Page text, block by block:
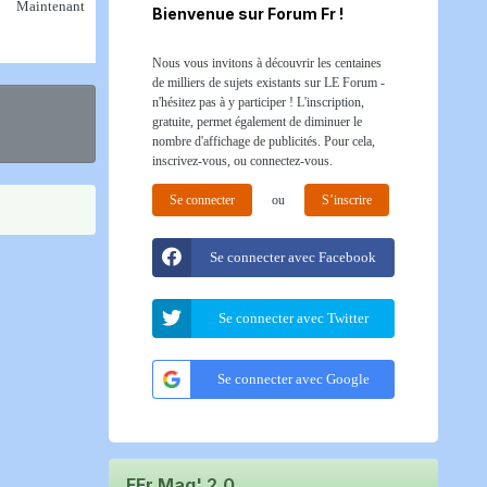
Maintenant Bienvenue sur Forum Fr !
Nous vous invitons à découvrir les centaines
de milliers de sujets existants sur LE Forum -
n'hésitez pas à y participer ! L'inscription,
gratuite, permet également de diminuer le
nombre d'affichage de publicités. Pour cela,
inscrivez-vous, ou connectez-vous.
Se connecter ou S’inscrire
Se connecter avec Facebook
Se connecter avec Twitter
Se connecter avec Google